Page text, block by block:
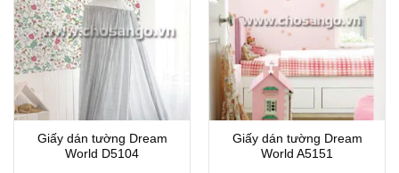
Giấy dán tường Dream
World D5104
Giấy dán tường Dream
World A5151